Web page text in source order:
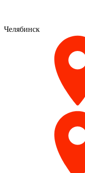
Челябинск